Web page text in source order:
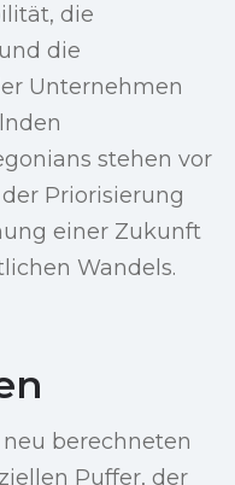
die
die
Unternehmen
stehen vor
Priorisierung
einer Zukunft
Wandels.
berechneten
Puffer, der